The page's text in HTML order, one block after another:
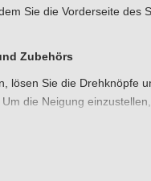
Sie die Vorderseite
Zubehörs
lösen Sie die Drehknöpfe
die Neigung